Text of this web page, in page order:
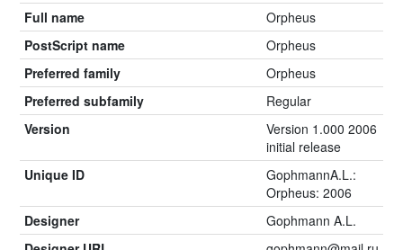
Full name
Orpheus
PostScript name
Orpheus
Preferred family
Orpheus
Preferred subfamily
Regular
Version
Version 1.000 2006
initial release
Unique ID
GophmannA.L.:
Orpheus: 2006
Designer
Gophmann A.L.